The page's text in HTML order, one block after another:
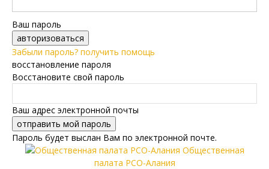
Ваш пароль
Забыли пароль? получить помощь
восстановление пароля
Восстановите свой пароль
Ваш адрес электронной почты
Пароль будет выслан Вам по электронной почте.
Общественная
палата РСО-Алания